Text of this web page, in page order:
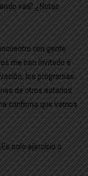
vas? ¿Notas
con gente
me han invitado a
los programas
de otros estados
confirma que vamos
solo ejercicio o